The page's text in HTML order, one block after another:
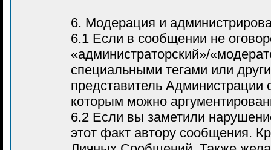
6. Модерация и
6.1 Если в сообщении не
«администраторский»/
специальными тегами или
представитель Администрации
которым можно
6.2 Если вы заметили
этот факт автору сообщения.